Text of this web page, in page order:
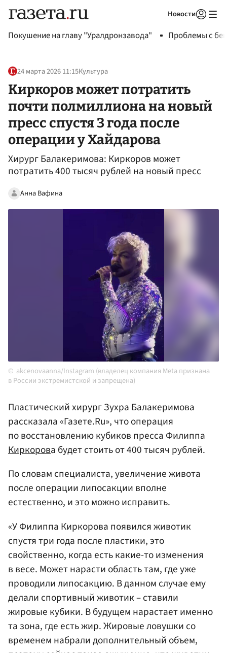
Новости
Покушение на главу "Уралдронзавода" Проблемы с
24 марта 2026 11:15Культура
Киркоров может потратить
почти полмиллиона на новый
пресс спустя 3 года после
операции у Хайдарова
Хирург Балакеримова: Киркоров может
потратить 400 тысяч рублей на новый пресс
Анна Вафина
akcenovaanna/Instagram (владелец компания Meta признана
в России экстремистской и запрещена)
Пластический хирург Зухра Балакеримова
рассказала «Газете.Ru», что операция
по восстановлению кубиков пресса Филиппа
Киркорова будет стоить от 400 тысяч рублей.
По словам специалиста, увеличение живота
после операции липосакции вполне
естественно, и это можно исправить.
«У Филиппа Киркорова появился животик
спустя три года после пластики, это
свойственно, когда есть какие-то изменения
в весе. Может нарасти область там, где уже
проводили липосакцию. В данном случае ему
делали спортивный животик – ставили
жировые кубики. В будущем нарастает именно
та зона, где есть жир. Жировые ловушки со
временем набрали дополнительный объем,